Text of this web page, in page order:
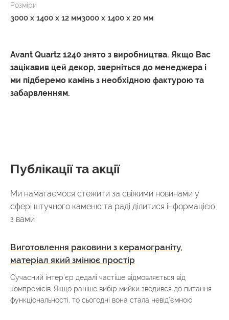
Розміри
3000 x 1400 x 12 мм3000 x 1400 x 20 мм
Avant Quartz 1240 знято з виробництва. Якщо Вас
зацікавив цей декор, зверніться до менеджера і
ми підберемо камінь з необхідною фактурою та
забарвленням.
Публікації та акції
Ми намагаємося стежити за свіжими новинами у
сфері штучного каменю та раді ділитися інформацією
з вами
Виготовлення раковини з керамограніту,
матеріал який змінює простір
Сучасний інтер’єр дедалі частіше відмовляється від
компромісів. Якщо раніше вибір мийки зводився до питання
функціональності, то сьогодні вона стала невід’ємною